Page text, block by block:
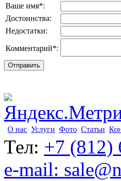
Ваше имя*:
Достоинства:
Недостатки:
Комментарий*:
О нас Услуги Фото Статьи
Тел: +7 (812)
e-mail: